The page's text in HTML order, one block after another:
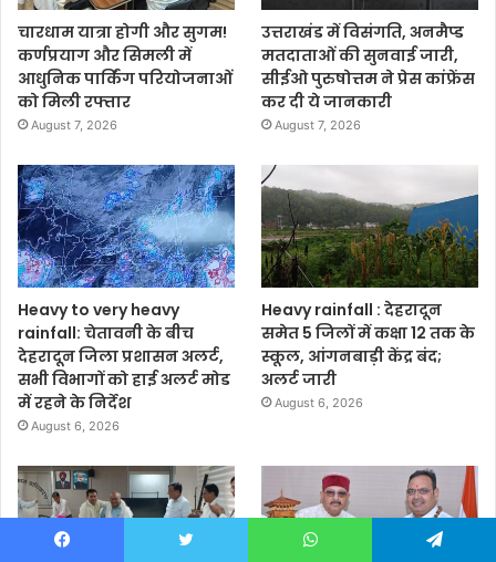
चारधाम यात्रा होगी और सुगम!
कर्णप्रयाग और सिमली में
आधुनिक पार्किंग परियोजनाओं
को मिली रफ्तार
August 7, 2026
उत्तराखंड में विसंगति, अनमैप्ड
मतदाताओं की सुनवाई जारी,
सीईओ पुरुषोत्तम ने प्रेस कांफ्रेंस
कर दी ये जानकारी
August 7, 2026
Heavy to very heavy
rainfall: चेतावनी के बीच
देहरादून जिला प्रशासन अलर्ट,
सभी विभागों को हाई अलर्ट मोड
में रहने के निर्देश
August 6, 2026
Heavy rainfall : देहरादून
समेत 5 जिलों में कक्षा 12 तक के
स्कूल, आंगनबाड़ी केंद्र बंद;
अलर्ट जारी
August 6, 2026